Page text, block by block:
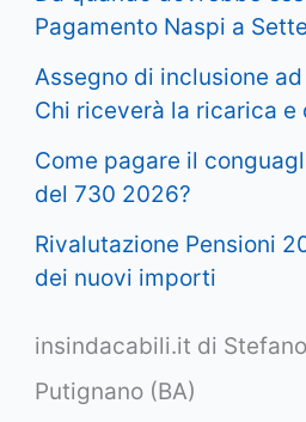
Pagamento Naspi a
Assegno di inclusione
Chi riceverà la ricarica e
Come pagare il
del 730 2026?
Rivalutazione Pensioni
dei nuovi importi
insindacabili.it di
Putignano (BA)